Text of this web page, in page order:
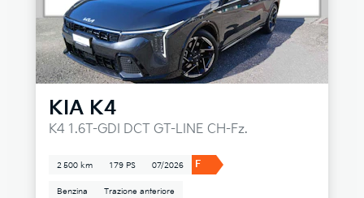
KIA K4
K4 1.6T-GDI DCT GT-LINE CH-Fz.
2 500 km 179 PS 07/2026 F
Benzina Trazione anteriore